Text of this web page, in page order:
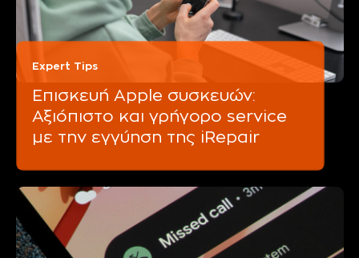
Expert Tips
Επισκευή Apple συσκευών:
Αξιόπιστο και γρήγορο service
με την εγγύηση της iRepair